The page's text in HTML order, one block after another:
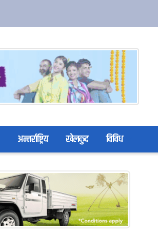
अन्तर्राष्ट्रिय खेलकुद विविध